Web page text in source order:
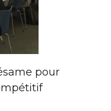
pour